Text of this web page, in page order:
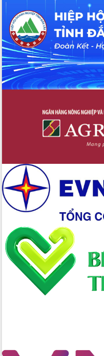
UBND tỉnh họp báo định kỳ tháng 4
năm 2026
Hội thảo khoa học “Giải pháp thúc đẩy
phát triển nền kinh tế xanh tại tỉnh
Đắk Lắk”
Tăng cường giám sát, đôn đốc thực
hiện nhiệm vụ quản lý tài sản công
hàng tuần
tại Trung tâm Phục vụ hành chính
Đắk Lắk: Tôn vinh 46 giải pháp tại Hội
thi Sáng tạo Kỹ thuật 2024 - 2025
về phát triển nuôi trồng thủy sản
Phó Chủ tịch UBND tỉnh Đắk Lắk
Trương Công Thái kiểm tra thực địa
Dự án cao tốc Khánh Hòa - Buôn Ma
Thuột
Định vị cà phê Việt Nam như một “di
sản sống” trong dòng chảy toàn cầu
Xây dựng nông thôn mới: Nâng cao đời
sống người dân từ những mô hình thiết
thực
Quyết liệt tháo gỡ vướng mắc, đẩy
nhanh tiến độ các dự án trọng điểm
trong Khu kinh tế Nam Phú Yên
đến năm 2050